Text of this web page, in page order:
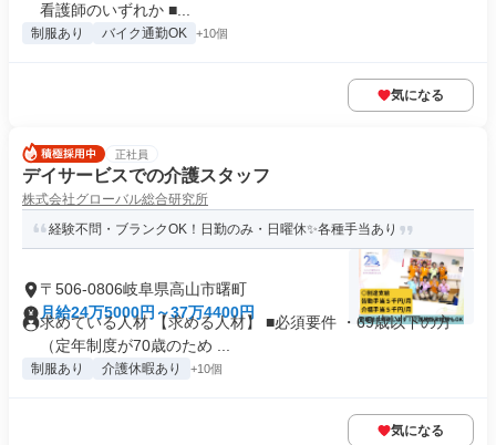
看護師のいずれか ■...
制服あり バイク通勤OK +10個
気になる
正社員
デイサービスでの介護スタッフ
株式会社グローバル総合研究所
経験不問・ブランクOK！日勤のみ・日曜休✨️各種手当あり
〒506-0806岐阜県高山市曙町
月給24万5000円～37万4400円
求めている人材 【求める人材】 ■必須要件 ・69歳以下の方
（定年制度が70歳のため ...
制服あり 介護休暇あり +10個
気になる